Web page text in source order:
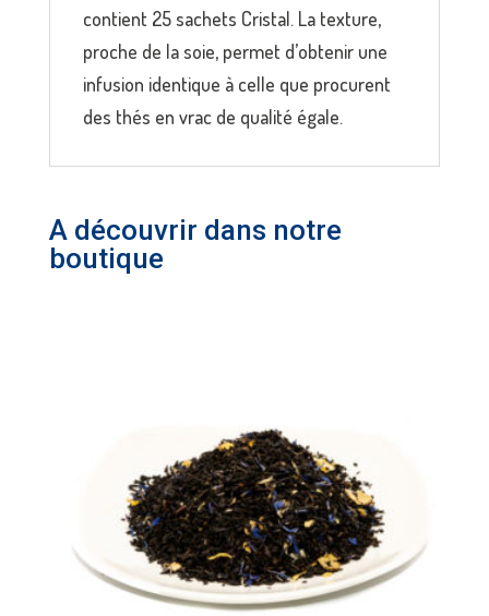
contient 25 sachets Cristal. La texture,
proche de la soie, permet d’obtenir une
infusion identique à celle que procurent
des thés en vrac de qualité égale.
A découvrir dans notre
boutique